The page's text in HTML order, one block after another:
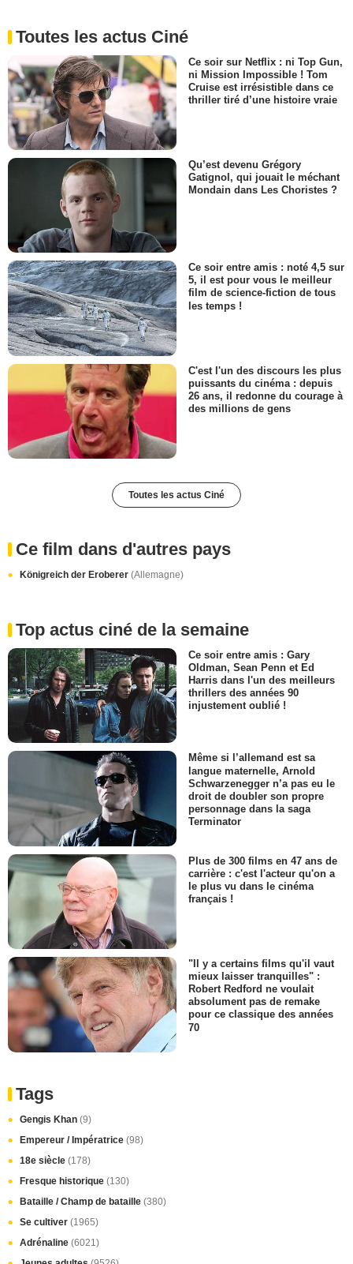
Toutes les actus Ciné
Ce soir sur Netflix : ni Top Gun,
ni Mission Impossible ! Tom
Cruise est irrésistible dans ce
thriller tiré d’une histoire vraie
Qu’est devenu Grégory
Gatignol, qui jouait le méchant
Mondain dans Les Choristes ?
Ce soir entre amis : noté 4,5 sur
5, il est pour vous le meilleur
film de science-fiction de tous
les temps !
C'est l'un des discours les plus
puissants du cinéma : depuis
26 ans, il redonne du courage à
des millions de gens
Toutes les actus Ciné
Ce film dans d'autres pays
Königreich der Eroberer (Allemagne)
Top actus ciné de la semaine
Ce soir entre amis : Gary
Oldman, Sean Penn et Ed
Harris dans l'un des meilleurs
thrillers des années 90
injustement oublié !
Même si l’allemand est sa
langue maternelle, Arnold
Schwarzenegger n’a pas eu le
droit de doubler son propre
personnage dans la saga
Terminator
Plus de 300 films en 47 ans de
carrière : c'est l'acteur qu'on a
le plus vu dans le cinéma
français !
"Il y a certains films qu'il vaut
mieux laisser tranquilles" :
Robert Redford ne voulait
absolument pas de remake
pour ce classique des années
70
Tags
Gengis Khan (9)
Empereur / Impératrice (98)
18e siècle (178)
Fresque historique (130)
Bataille / Champ de bataille (380)
Se cultiver (1965)
Adrénaline (6021)